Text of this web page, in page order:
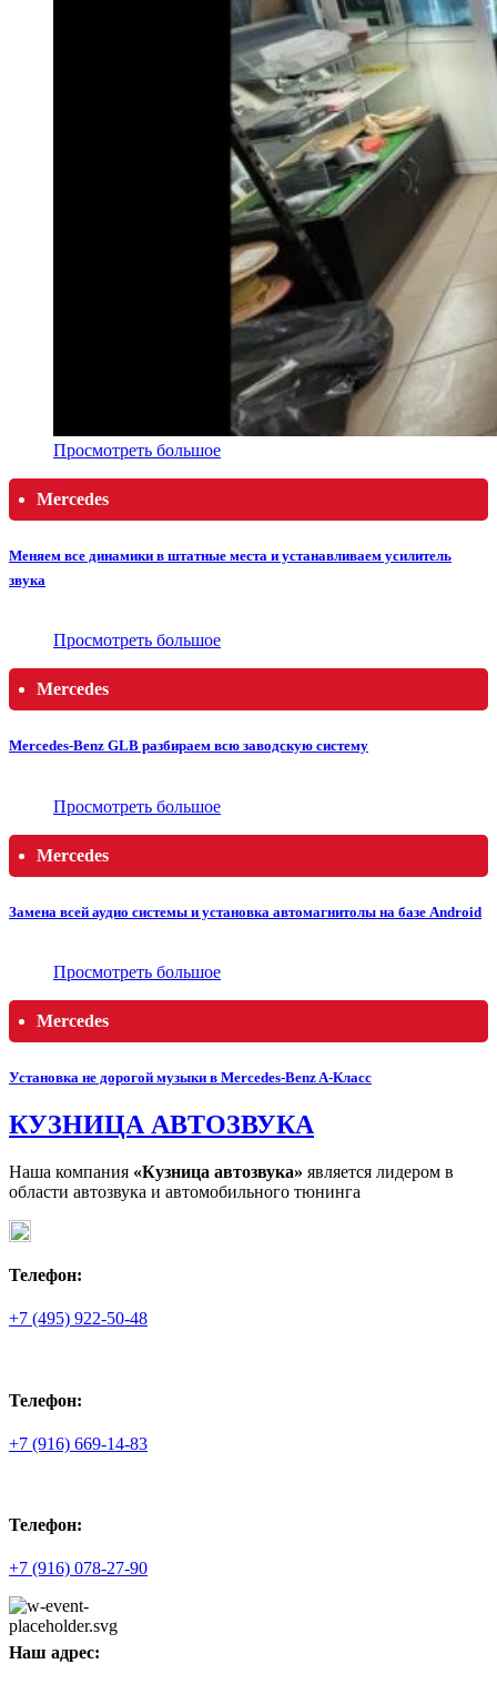
Просмотреть большое
Mercedes
Меняем все динамики в штатные места и устанавливаем усилитель
звука
Просмотреть большое
Mercedes
Mercedes-Benz GLB разбираем всю заводскую систему
Просмотреть большое
Mercedes
Замена всей аудио системы и установка автомагнитолы на базе Android
Просмотреть большое
Mercedes
Установка не дорогой музыки в Mercedes-Benz A-Класс
КУЗНИЦА АВТОЗВУКА
Наша компания «Кузница автозвука» является лидером в
области автозвука и автомобильного тюнинга
Телефон:
+7 (495) 922-50-48
Телефон:
+7 (916) 669-14-83
Телефон:
+7 (916) 078-27-90
Наш адрес: